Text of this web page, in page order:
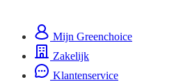
Mijn Greenchoice
Zakelijk
Klantenservice